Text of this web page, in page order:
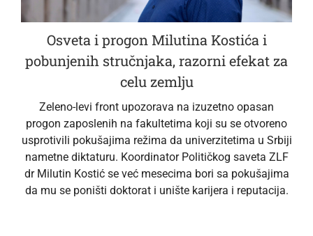
Osveta i progon Milutina Kostića i
pobunjenih stručnjaka, razorni efekat za
celu zemlju
Zeleno-levi front upozorava na izuzetno opasan
progon zaposlenih na fakultetima koji su se otvoreno
usprotivili pokušajima režima da univerzitetima u Srbiji
nametne diktaturu. Koordinator Političkog saveta ZLF
dr Milutin Kostić se već mesecima bori sa pokušajima
da mu se poništi doktorat i unište karijera i reputacija.